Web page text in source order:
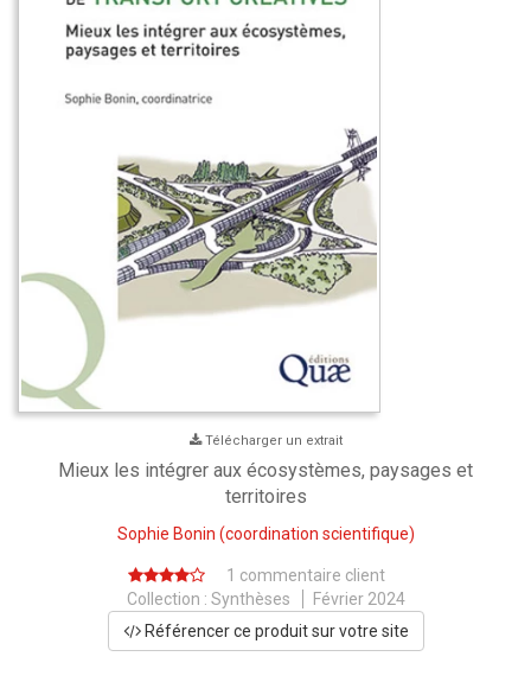
Télécharger un extrait
Mieux les intégrer aux écosystèmes, paysages et
territoires
Sophie Bonin (coordination scientifique)
1 commentaire client
Collection : Synthèses
Février 2024
Référencer ce produit sur votre site